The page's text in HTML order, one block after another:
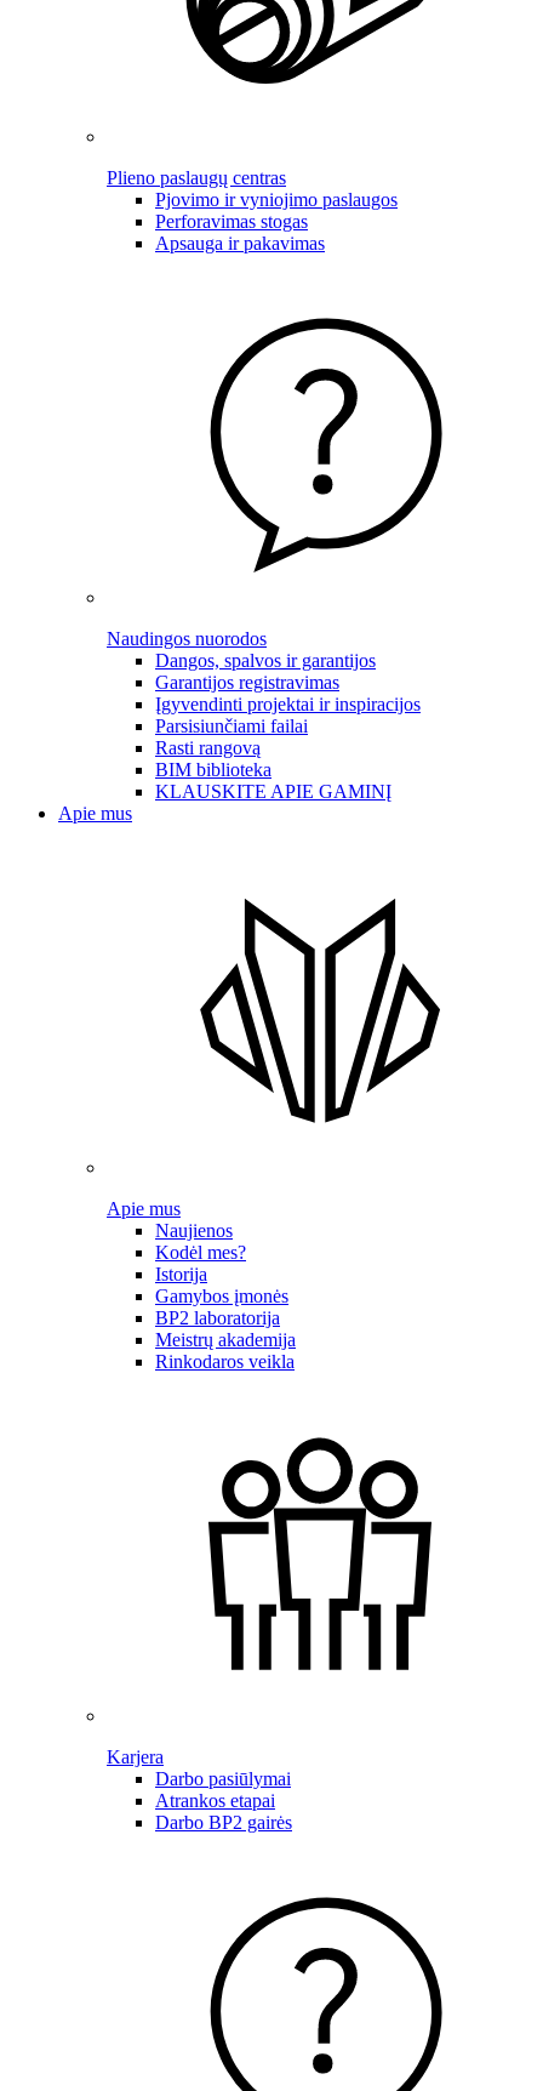
Plieno paslaugų centras
Pjovimo ir vyniojimo paslaugos
Perforavimas stogas
Apsauga ir pakavimas
Naudingos nuorodos
Dangos, spalvos ir garantijos
Garantijos registravimas
Įgyvendinti projektai ir inspiracijos
Parsisiunčiami failai
Rasti rangovą
BIM biblioteka
KLAUSKITE APIE GAMINĮ
Apie mus
Apie mus
Naujienos
Kodėl mes?
Istorija
Gamybos įmonės
BP2 laboratorija
Meistrų akademija
Rinkodaros veikla
Karjera
Darbo pasiūlymai
Atrankos etapai
Darbo BP2 gairės